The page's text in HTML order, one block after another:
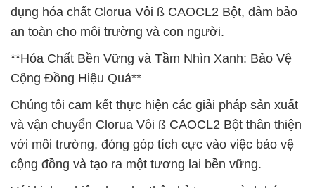
dụng hóa chất Clorua Vôi ß CAOCL2 Bột, đảm bảo
an toàn cho môi trường và con người.
**Hóa Chất Bền Vững và Tầm Nhìn Xanh: Bảo Vệ
Cộng Đồng Hiệu Quả**
Chúng tôi cam kết thực hiện các giải pháp sản xuất
và vận chuyển Clorua Vôi ß CAOCL2 Bột thân thiện
với môi trường, đóng góp tích cực vào việc bảo vệ
cộng đồng và tạo ra một tương lai bền vững.